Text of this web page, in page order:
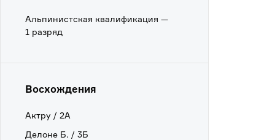
Альпинистская квалификация —
1 разряд
Восхождения
Актру / 2А
Делоне Б. / 3Б